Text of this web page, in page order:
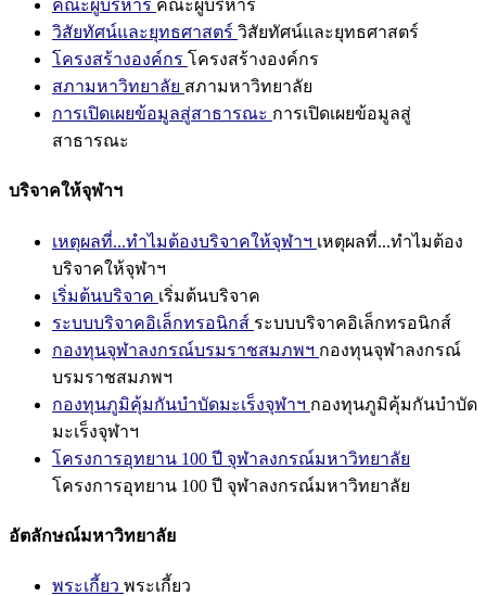
คณะผู้บริหาร คณะผู้บริหาร
วิสัยทัศน์และยุทธศาสตร์ วิสัยทัศน์และยุทธศาสตร์
โครงสร้างองค์กร โครงสร้างองค์กร
สภามหาวิทยาลัย สภามหาวิทยาลัย
การเปิดเผยข้อมูลสู่สาธารณะ การเปิดเผยข้อมูลสู่
สาธารณะ
บริจาคให้จุฬาฯ
เหตุผลที่...ทำไมต้องบริจาคให้จุฬาฯ เหตุผลที่...ทำไมต้อง
บริจาคให้จุฬาฯ
เริ่มต้นบริจาค เริ่มต้นบริจาค
ระบบบริจาคอิเล็กทรอนิกส์ ระบบบริจาคอิเล็กทรอนิกส์
กองทุนจุฬาลงกรณ์บรมราชสมภพฯ กองทุนจุฬาลงกรณ์
บรมราชสมภพฯ
กองทุนภูมิคุ้มกันบำบัดมะเร็งจุฬาฯ กองทุนภูมิคุ้มกันบำบัด
มะเร็งจุฬาฯ
โครงการอุทยาน 100 ปี จุฬาลงกรณ์มหาวิทยาลัย
โครงการอุทยาน 100 ปี จุฬาลงกรณ์มหาวิทยาลัย
อัตลักษณ์มหาวิทยาลัย
พระเกี้ยว พระเกี้ยว